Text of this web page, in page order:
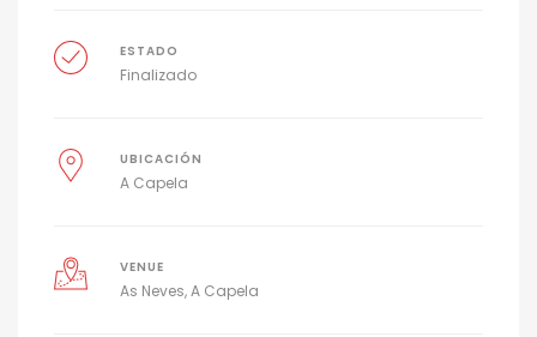
ESTADO
Finalizado
UBICACIÓN
A Capela
VENUE
As Neves, A Capela